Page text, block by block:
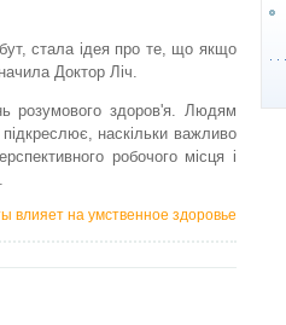
стала ідея про те, що якщо
Доктор Ліч.
розумового здоров'я. Людям
наскільки важливо
робочого місця і
влияет на умственное здоровье